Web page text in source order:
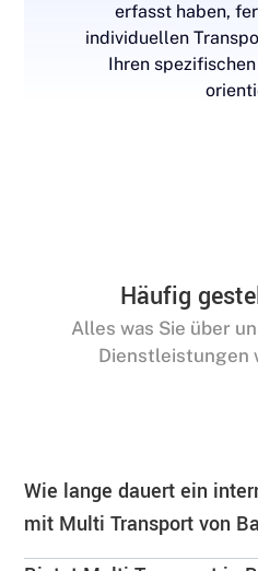
erfasst haben,
individuellen
Ihren
Häufig
Alles was Sie über
Dienstleistungen
Wie lange dauert ein
mit Multi Transport von